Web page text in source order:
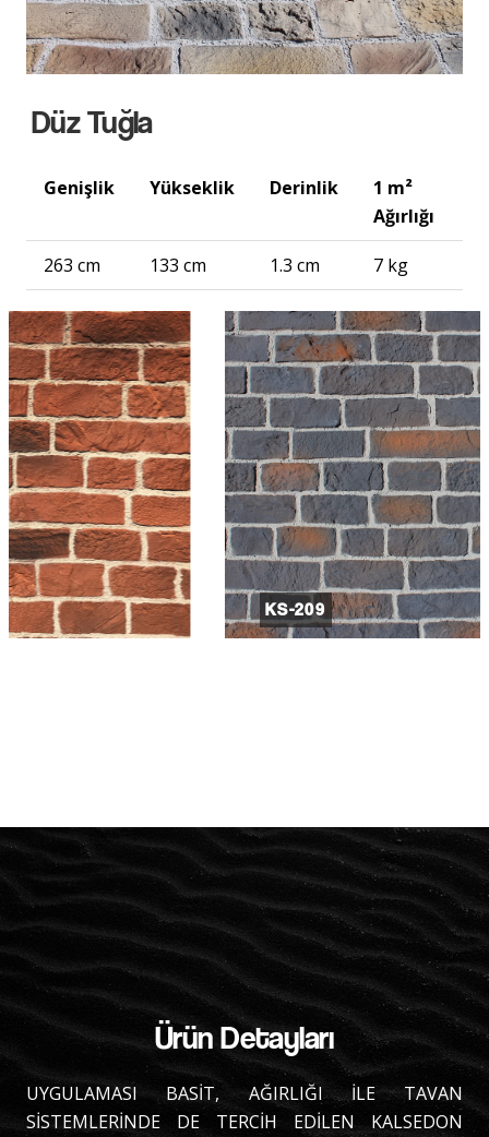
Düz Tuğla
Genişlik Yükseklik Derinlik
1 m²
Ağırlığı
263 cm 133 cm 1.3 cm 7 kg
KS-209
Ürün Detayları
UYGULAMASI BASİT, AĞIRLIĞI İLE TAVAN
SİSTEMLERİNDE DE TERCİH EDİLEN KALSEDON